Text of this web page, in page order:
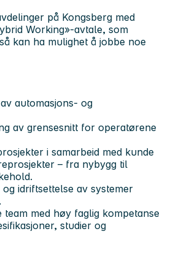
på Kongsberg med
Working»-avtale, som
kan ha mulighet å jobbe noe
automasjons- og
av grensesnitt for operatørene
i samarbeid med kunde
– fra nybygg til
idriftsettelse av systemer
team med høy faglig kompetanse
studier og